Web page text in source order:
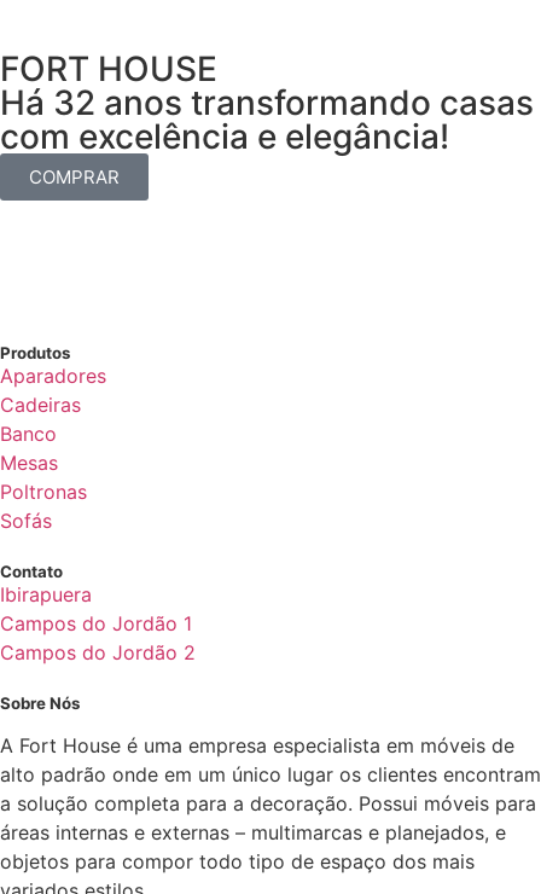
FORT HOUSE
Há 32 anos transformando casas
com excelência e elegância!
COMPRAR
Produtos
Aparadores
Cadeiras
Banco
Mesas
Poltronas
Sofás
Contato
Ibirapuera
Campos do Jordão 1
Campos do Jordão 2
Sobre Nós
A Fort House é uma empresa especialista em móveis de
alto padrão onde em um único lugar os clientes encontram
a solução completa para a decoração. Possui móveis para
áreas internas e externas – multimarcas e planejados, e
objetos para compor todo tipo de espaço dos mais